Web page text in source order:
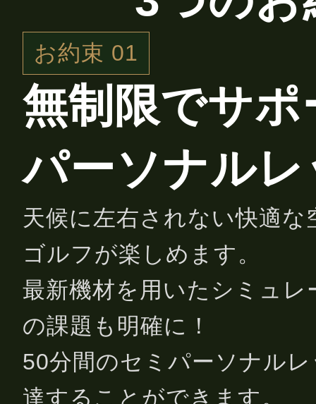
お約束 01
無制限でサ
パーソナル
天候に左右されない快適な
ゴルフが楽しめます。
最新機材を用いたシミュ
の課題も明確に！
50分間のセミパーソナル
達することができます。